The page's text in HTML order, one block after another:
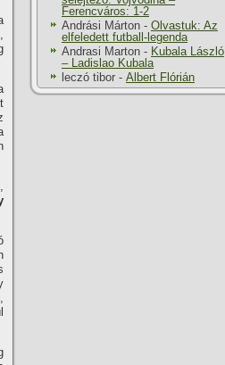
Ferencváros: 1-2
Andrási Márton - Olvastuk: Az
elfeledett futball-legenda
Andrasi Marton - Kubala László
– Ladislao Kubala
leczó tibor - Albert Flórián